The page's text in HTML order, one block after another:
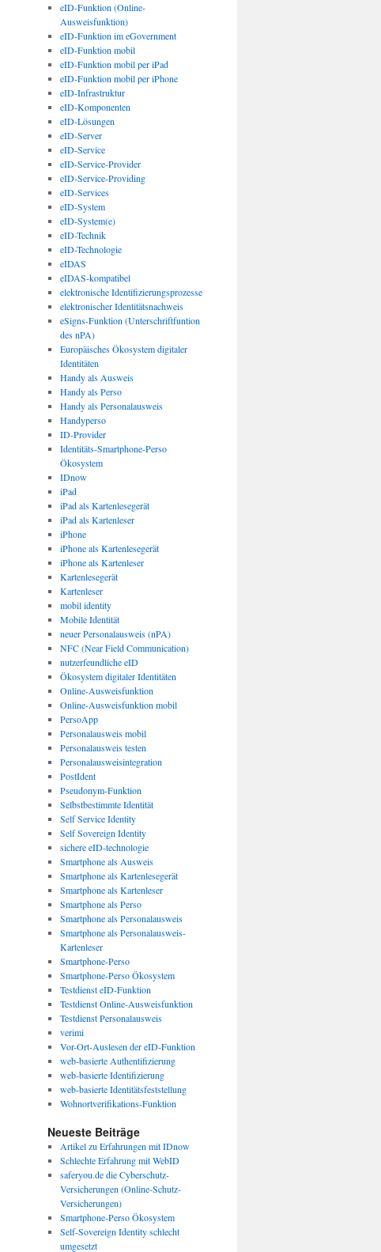
eID-Funktion (Online-
Ausweisfunktion)
eID-Funktion im eGovernment
eID-Funktion mobil
eID-Funktion mobil per iPad
eID-Funktion mobil per iPhone
eID-Infrastruktur
eID-Komponenten
eID-Lösungen
eID-Server
eID-Service
eID-Service-Provider
eID-Service-Providing
eID-Services
eID-System
eID-System(e)
eID-Technik
eID-Technologie
eIDAS
eIDAS-kompatibel
elektronische Identifizierungsprozesse
elektronischer Identitätsnachweis
eSigns-Funktion (Unterschriftfuntion
des nPA)
Europäisches Ökosystem digitaler
Identitäten
Handy als Ausweis
Handy als Perso
Handy als Personalausweis
Handyperso
ID-Provider
Identitäts-Smartphone-Perso
Ökosystem
IDnow
iPad
iPad als Kartenlesegerät
iPad als Kartenleser
iPhone
iPhone als Kartenlesegerät
iPhone als Kartenleser
Kartenlesegerät
Kartenleser
mobil identity
Mobile Identität
neuer Personalausweis (nPA)
NFC (Near Field Communication)
nutzerfeundliche eID
Ökosystem digitaler Identitäten
Online-Ausweisfunktion
Online-Ausweisfunktion mobil
PersoApp
Personalausweis mobil
Personalausweis testen
Personalausweisintegration
PostIdent
Pseudonym-Funktion
Selbstbestimmte Identität
Self Service Identity
Self Sovereign Identity
sichere eID-technologie
Smartphone als Ausweis
Smartphone als Kartenlesegerät
Smartphone als Kartenleser
Smartphone als Perso
Smartphone als Personalausweis
Smartphone als Personalausweis-
Kartenleser
Smartphone-Perso
Smartphone-Perso Ökosystem
Testdienst eID-Funktion
Testdienst Online-Ausweisfunktion
Testdienst Personalausweis
verimi
Vor-Ort-Auslesen der eID-Funktion
web-basierte Authentifizierung
web-basierte Identifizierung
web-basierte Identitätsfeststellung
Wohnortverifikations-Funktion
Neueste Beiträge
Artikel zu Erfahrungen mit IDnow
Schlechte Erfahrung mit WebID
saferyou.de die Cyberschutz-
Versicherungen (Online-Schutz-
Versicherungen)
Smartphone-Perso Ökosystem
Self-Sovereign Identity schlecht
umgesetzt